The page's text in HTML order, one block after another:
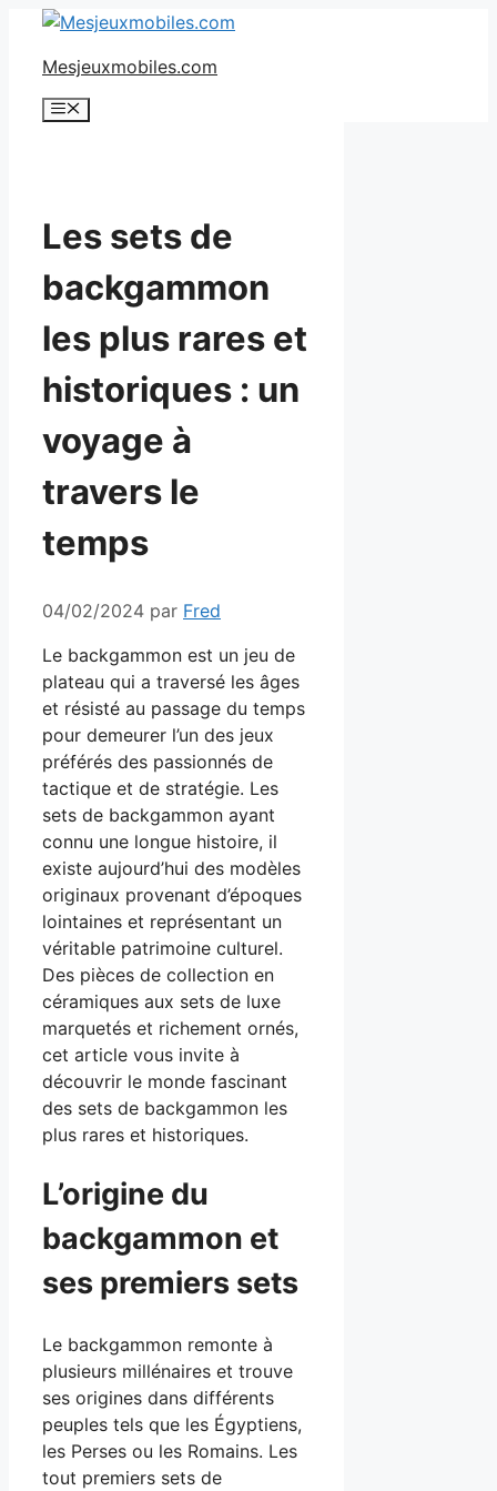
Aller
contenu
Mesjeuxmobiles.com
Menu
Les sets de
backgammon
les plus rares et
historiques : un
voyage à
travers le
temps
04/02/2024 par Fred
Le backgammon est un jeu de
plateau qui a traversé les âges
et résisté au passage du temps
pour demeurer l’un des jeux
préférés des passionnés de
tactique et de stratégie. Les
sets de backgammon ayant
connu une longue histoire, il
existe aujourd’hui des modèles
originaux provenant d’époques
lointaines et représentant un
véritable patrimoine culturel.
Des pièces de collection en
céramiques aux sets de luxe
marquetés et richement ornés,
cet article vous invite à
découvrir le monde fascinant
des sets de backgammon les
plus rares et historiques.
L’origine du
backgammon et
ses premiers sets
Le backgammon remonte à
plusieurs millénaires et trouve
ses origines dans différents
peuples tels que les Égyptiens,
les Perses ou les Romains. Les
tout premiers sets de